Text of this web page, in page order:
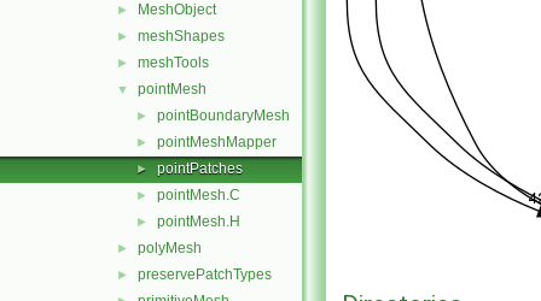
► MeshObject
► meshShapes
► meshTools
▼ pointMesh
► pointBoundaryMesh
► pointMeshMapper
► pointPatches
► pointMesh.C
► pointMesh.H
► polyMesh
► preservePatchTypes